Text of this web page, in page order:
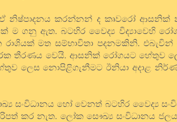
නිෂ්පාදනය කරන්නන් ද කෘවරෝ ආසනික්
ම ගනු ඇත. බටහිර වෛද්‍ය විද්‍යාවෙහි
මත සම්භාවිතා පදනමකිනි.
තීරණය වෙයි. ආසනික් රෝගයට හේතුව
ලෙස නොපිළිගැනීමට ඊනියා අදාළ
සංවිධානය හෝ වෙනත් බටහිර වෛද්‍ය
කර නැත. ලෝක සෞඛ්‍ය සංවිධානය